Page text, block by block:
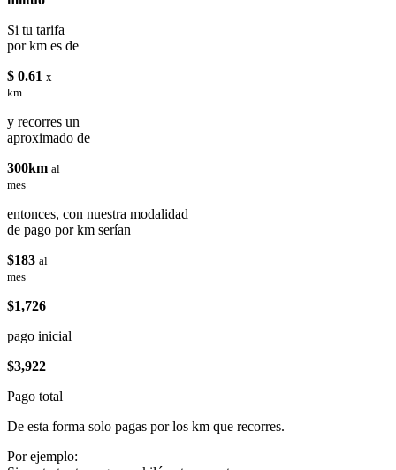
Si tu tarifa
por km es de
$ 0.61 x
km
y recorres un
aproximado de
300km al
mes
entonces, con nuestra modalidad
de pago por km serían
$183 al
mes
$1,726
pago inicial
$3,922
Pago total
De esta forma solo pagas por los km que recorres.
Por ejemplo: